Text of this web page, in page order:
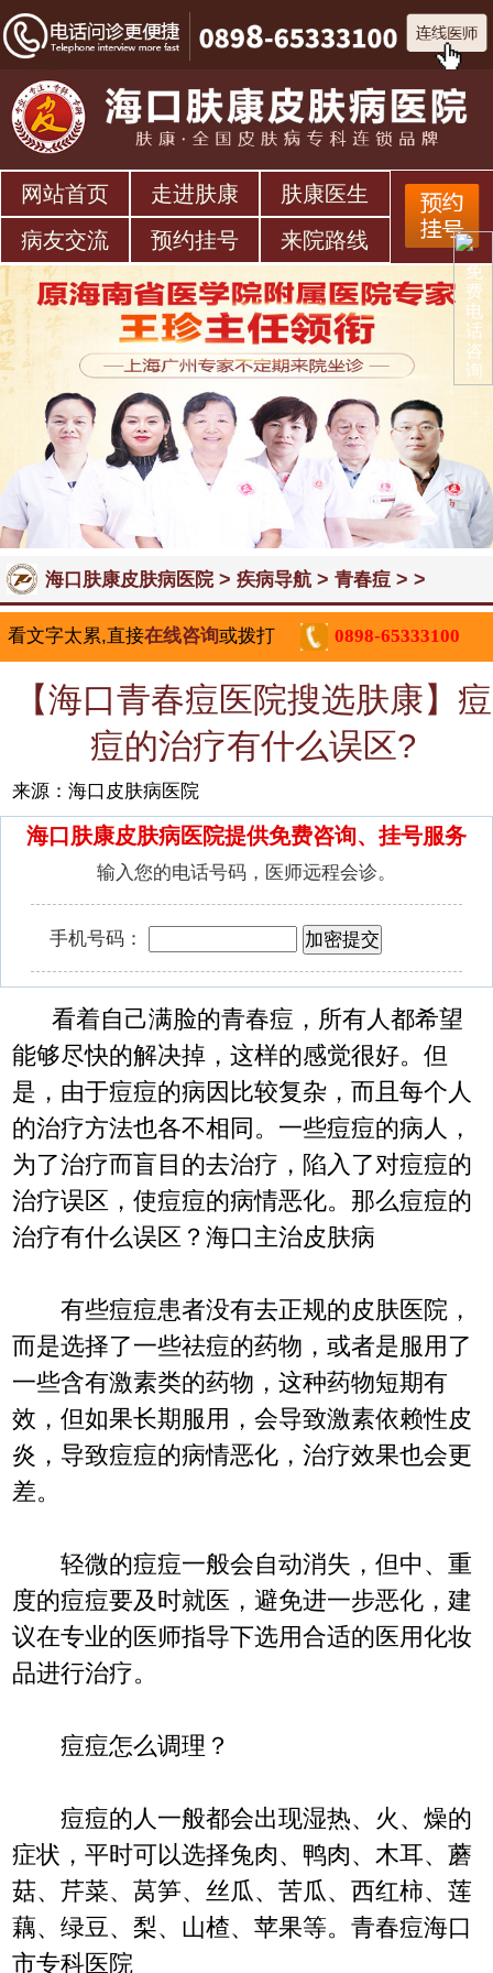
网站首页 走进肤康
肤康医生
病友交流
预约挂号 来院路线
海口肤康皮肤病医院> 疾病导航> 青春痘> >
看文字太累,直接在线咨询或拨打 0898-65333100
【海口青春痘医院搜选肤康】痘
痘的治疗有什么误区?
来源：海口皮肤病医院
海口肤康皮肤病医院提供免费咨询、挂号服务
输入您的电话号码，医师远程会诊。
手机号码：
看着自己满脸的青春痘，所有人都希望
能够尽快的解决掉，这样的感觉很好。但
是，由于痘痘的病因比较复杂，而且每个人
的治疗方法也各不相同。一些痘痘的病人，
为了治疗而盲目的去治疗，陷入了对痘痘的
治疗误区，使痘痘的病情恶化。那么痘痘的
治疗有什么误区？海口主治皮肤病
有些痘痘患者没有去正规的皮肤医院，
而是选择了一些祛痘的药物，或者是服用了
一些含有激素类的药物，这种药物短期有
效，但如果长期服用，会导致激素依赖性皮
炎，导致痘痘的病情恶化，治疗效果也会更
差。
轻微的痘痘一般会自动消失，但中、重
度的痘痘要及时就医，避免进一步恶化，建
议在专业的医师指导下选用合适的医用化妆
品进行治疗。
痘痘怎么调理？
痘痘的人一般都会出现湿热、火、燥的
症状，平时可以选择兔肉、鸭肉、木耳、蘑
菇、芹菜、莴笋、丝瓜、苦瓜、西红柿、莲
藕、绿豆、梨、山楂、苹果等。青春痘海口
市专科医院
免
费
电
话
咨
询